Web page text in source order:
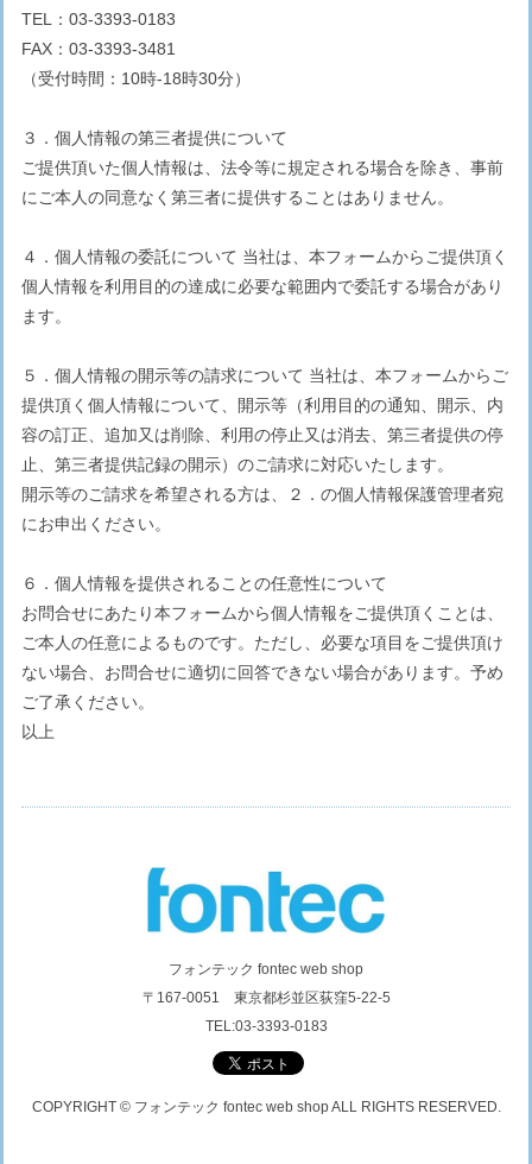
TEL：03-3393-0183
FAX：03-3393-3481
（受付時間：10時-18時30分）
３．個人情報の第三者提供について
ご提供頂いた個人情報は、法令等に規定される場合を除き、事前
にご本人の同意なく第三者に提供することはありません。
４．個人情報の委託について 当社は、本フォームからご提供頂く
個人情報を利用目的の達成に必要な範囲内で委託する場合があり
ます。
５．個人情報の開示等の請求について 当社は、本フォームからご
提供頂く個人情報について、開示等（利用目的の通知、開示、内
容の訂正、追加又は削除、利用の停止又は消去、第三者提供の停
止、第三者提供記録の開示）のご請求に対応いたします。
開示等のご請求を希望される方は、２．の個人情報保護管理者宛
にお申出ください。
６．個人情報を提供されることの任意性について
お問合せにあたり本フォームから個人情報をご提供頂くことは、
ご本人の任意によるものです。ただし、必要な項目をご提供頂け
ない場合、お問合せに適切に回答できない場合があります。予め
ご了承ください。
以上
フォンテック fontec web shop
〒167-0051 東京都杉並区荻窪5-22-5
TEL:03-3393-0183
COPYRIGHT © フォンテック fontec web shop ALL RIGHTS RESERVED.